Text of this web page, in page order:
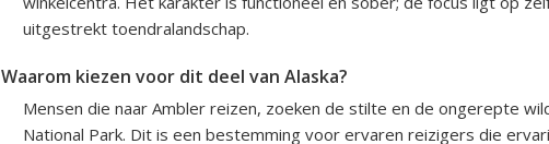
uitgestrekt toendralandschap.
Waarom kiezen voor dit deel van Alaska?
Mensen die naar Ambler reizen, zoeken de stilte en de ongerepte
National Park. Dit is een bestemming voor ervaren reizigers die